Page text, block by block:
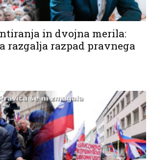
in dvojna merila:
razgalja razpad pravnega